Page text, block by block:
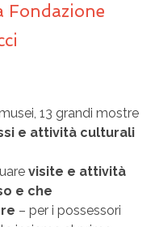
Fondazione
13 grandi mostre
e attività culturali
visite e attività
e che
– per i possessori